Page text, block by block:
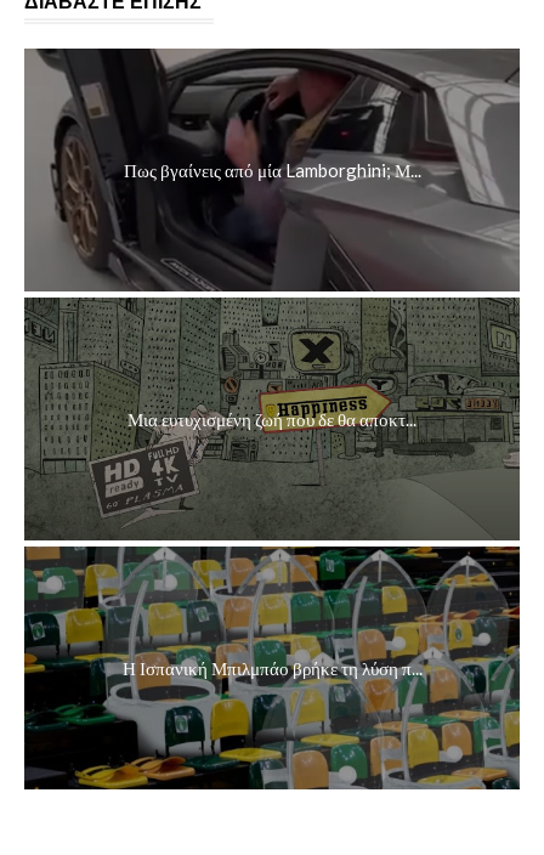
Πως βγαίνεις από μία Lamborghini; Μ...
Μια ευτυχισμένη ζωή που δε θα αποκτ...
Η Ισπανική Μπιλμπάο βρήκε τη λύση π...